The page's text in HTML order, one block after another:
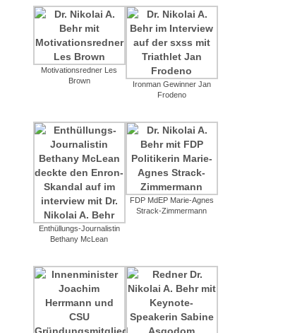
Motivationsredner Les
Brown
Ironman Gewinner Jan
Frodeno
Enthüllungs-Journalistin
Bethany McLean
FDP MdEP Marie-Agnes
Strack-Zimmermann